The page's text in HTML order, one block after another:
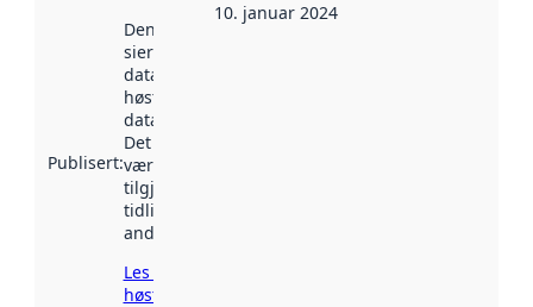
Publisert:
Denne datoen
sier når
datasettet ble
høstet av
data.norge.no.
Det kan ha
vært
tilgjengelig
tidligere
andre steder.
Les mer om
høsting her
10. januar 2024